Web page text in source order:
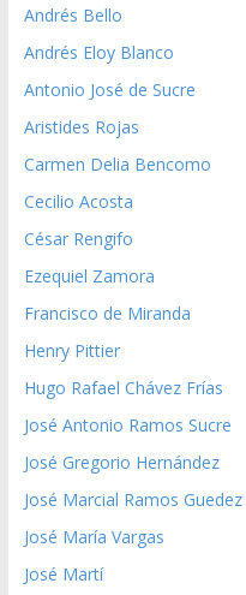
Andrés Bello
Andrés Eloy Blanco
Antonio José de Sucre
Aristides Rojas
Carmen Delia Bencomo
Cecilio Acosta
César Rengifo
Ezequiel Zamora
Francisco de Miranda
Henry Pittier
Hugo Rafael Chávez Frías
José Antonio Ramos Sucre
José Gregorio Hernández
José Marcial Ramos Guedez
José María Vargas
José Martí